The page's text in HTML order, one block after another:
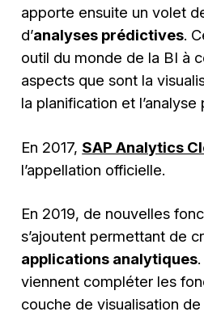
apporte ensuite un volet
d’analyses prédictives.
outil du monde de la BI à
aspects que sont la
la planification et l’analyse
En 2017, SAP Analytics
l’appellation officielle.
En 2019, de nouvelles
s’ajoutent permettant de
applications analytiques
viennent compléter les
couche de visualisation